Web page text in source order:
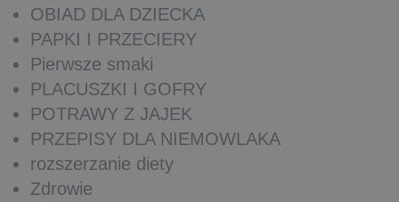
OBIAD DLA DZIECKA
PAPKI I PRZECIERY
Pierwsze smaki
PLACUSZKI I GOFRY
POTRAWY Z JAJEK
PRZEPISY DLA NIEMOWLAKA
rozszerzanie diety
Zdrowie